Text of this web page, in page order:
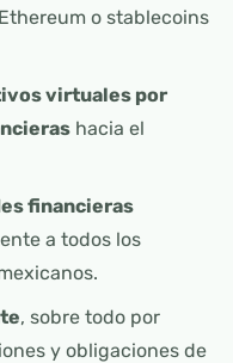
o stablecoins
virtuales por
hacia el
financieras
a todos los
, sobre todo por
y obligaciones de